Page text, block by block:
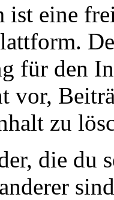
ist eine
für den
vor,
zu
die du